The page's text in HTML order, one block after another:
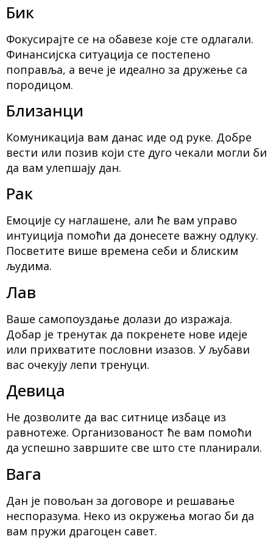
Бик
Фокусирајте се на обавезе које сте одлагали.
Финансијска ситуација се постепено
поправља, а вече је идеално за дружење са
породицом.
Близанци
Комуникација вам данас иде од руке. Добре
вести или позив који сте дуго чекали могли би
да вам улепшају дан.
Рак
Емоције су наглашене, али ће вам управо
интуиција помоћи да донесете важну одлуку.
Посветите више времена себи и блиским
људима.
Лав
Ваше самопоуздање долази до изражаја.
Добар је тренутак да покренете нове идеје
или прихватите пословни изазов. У љубави
вас очекују лепи тренуци.
Девица
Не дозволите да вас ситнице избаце из
равнотеже. Организованост ће вам помоћи
да успешно завршите све што сте планирали.
Вага
Дан је повољан за договоре и решавање
неспоразума. Неко из окружења могао би да
вам пружи драгоцен савет.